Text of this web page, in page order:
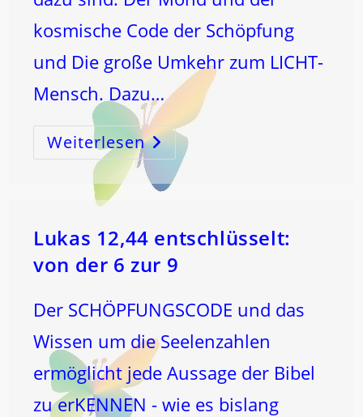
kosmische Code der Schöpfung
und Die große Umkehr zum LICHT-
Mensch. Dazu…
WeiterlesenDer
SCHÖPFUNGSCODE
Und
Die
Heilige
SCHRIFT
Lukas 12,44 entschlüsselt:
von der 6 zur 9
Der SCHÖPFUNGSCODE und das
Wissen um die Seelenzahlen
ermöglicht jede Aussage der Bibel
zu erKENNEN - wie es bislang